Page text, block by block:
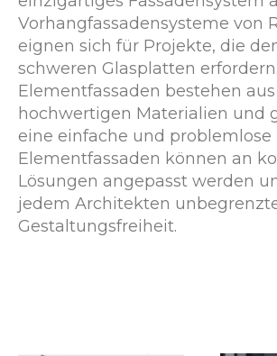
Vorhangfassadensysteme von
eignen sich für Projekte, die
schweren Glasplatten
Elementfassaden bestehen aus
hochwertigen Materialien und
eine einfache und problemlose
Elementfassaden können an
Lösungen angepasst werden
jedem Architekten
Gestaltungsfreiheit.